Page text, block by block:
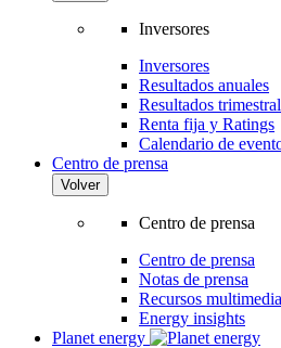
Inversores
Inversores
Resultados anuales
Resultados
Renta fija y Ratings
Calendario de
Centro de prensa
Volver
Centro de prensa
Centro de prensa
Notas de prensa
Recursos multimedia
Energy insights
Planet energy